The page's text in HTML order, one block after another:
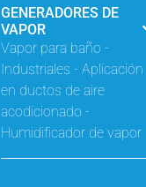
GENERADORES DE
VAPOR
Vapor para baño -
Industriales - Aplicación
en ductos de aire
acodicionado -
Humidificador de vapor